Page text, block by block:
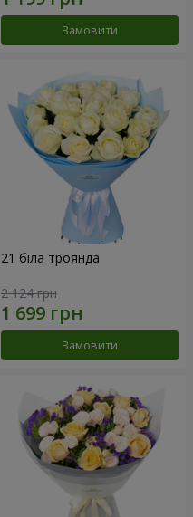
Замовити
21 біла троянда
2 124 грн
Замовити